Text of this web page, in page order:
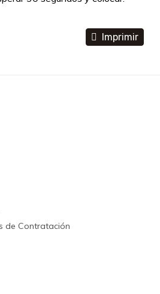
Imprimir
de Contratación